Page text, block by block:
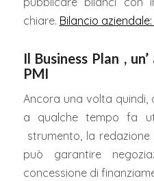
chiare. Bilancio
Il Business Plan ,
PMI
Ancora una volta quindi,
a qualche tempo fa
strumento, la
può garantire
concessione di